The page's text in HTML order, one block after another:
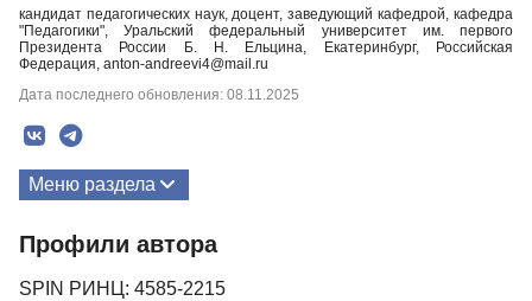
кандидат педагогических наук, доцент, заведующий кафедрой, кафедра
"Педагогики", Уральский федеральный университет им. первого
Президента России Б. Н. Ельцина, Екатеринбург, Российская
Федерация, anton-andreevi4@mail.ru
Дата последнего обновления: 08.11.2025
Меню раздела
Публикации
Профили автора
SPIN РИНЦ: 4585-2215